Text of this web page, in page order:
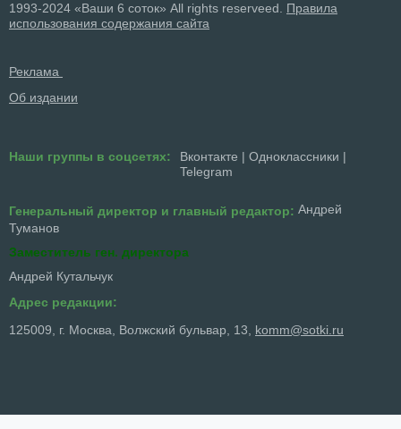
1993-2024 «Ваши 6 соток» All rights reserveed. Правила
использования содержания сайта
Реклама
Об издании
Наши группы в соцсетях: Вконтакте | Одноклассники |
Telegram
Генеральный директор и главный редактор: Андрей
Туманов
Заместитель ген. директора
Андрей Кутальчук
Адрес редакции:
125009, г. Москва, Волжский бульвар, 13, komm@sotki.ru